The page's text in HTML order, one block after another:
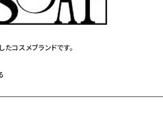
コスメブランドです。